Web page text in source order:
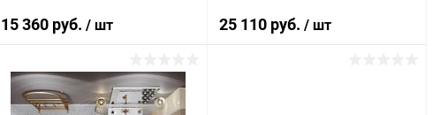
15 360 руб. / шт
Подписаться
25 110 руб./ шт